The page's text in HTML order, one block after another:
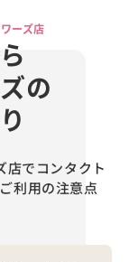
ーズ店
の
でコンタクト
ご利用の注意点